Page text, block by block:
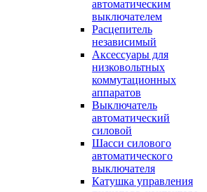
автоматическим
выключателем
Расцепитель
независимый
Аксессуары для
низковольтных
коммутационных
аппаратов
Выключатель
автоматический
силовой
Шасси силового
автоматического
выключателя
Катушка управления